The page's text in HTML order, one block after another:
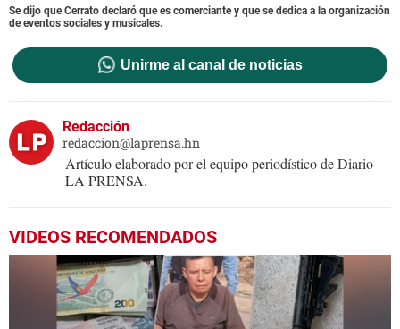
Se dijo que Cerrato declaró que es comerciante y que se dedica a la organización
de eventos sociales y musicales.
Unirme al canal de noticias
Redacción
redaccion@laprensa.hn
Artículo elaborado por el equipo periodístico de Diario
LA PRENSA.
VIDEOS RECOMENDADOS